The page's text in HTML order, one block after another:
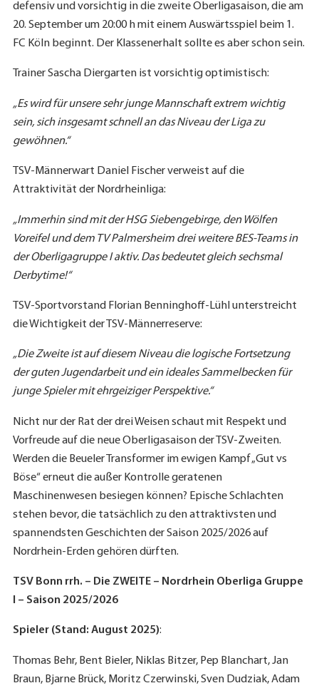
defensiv und vorsichtig in die zweite Oberligasaison, die am
20. September um 20:00 h mit einem Auswärtsspiel beim 1.
FC Köln beginnt. Der Klassenerhalt sollte es aber schon sein.
Trainer Sascha Diergarten ist vorsichtig optimistisch:
„Es wird für unsere sehr junge Mannschaft extrem wichtig
sein, sich insgesamt schnell an das Niveau der Liga zu
gewöhnen.“
TSV-Männerwart Daniel Fischer verweist auf die
Attraktivität der Nordrheinliga:
„Immerhin sind mit der HSG Siebengebirge, den Wölfen
Voreifel und dem TV Palmersheim drei weitere BES-Teams in
der Oberligagruppe I aktiv. Das bedeutet gleich sechsmal
Derbytime!“
TSV-Sportvorstand Florian Benninghoff-Lühl unterstreicht
die Wichtigkeit der TSV-Männerreserve:
„Die Zweite ist auf diesem Niveau die logische Fortsetzung
der guten Jugendarbeit und ein ideales Sammelbecken für
junge Spieler mit ehrgeiziger Perspektive.“
Nicht nur der Rat der drei Weisen schaut mit Respekt und
Vorfreude auf die neue Oberligasaison der TSV-Zweiten.
Werden die Beueler Transformer im ewigen Kampf „Gut vs
Böse“ erneut die außer Kontrolle geratenen
Maschinenwesen besiegen können? Epische Schlachten
stehen bevor, die tatsächlich zu den attraktivsten und
spannendsten Geschichten der Saison 2025/2026 auf
Nordrhein-Erden gehören dürften.
TSV Bonn rrh. – Die ZWEITE – Nordrhein Oberliga Gruppe
I – Saison 2025/2026
Spieler (Stand: August 2025):
Thomas Behr, Bent Bieler, Niklas Bitzer, Pep Blanchart, Jan
Braun, Bjarne Brück, Moritz Czerwinski, Sven Dudziak, Adam